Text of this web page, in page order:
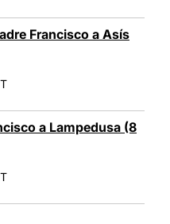
Francisco a Asís
a Lampedusa (8